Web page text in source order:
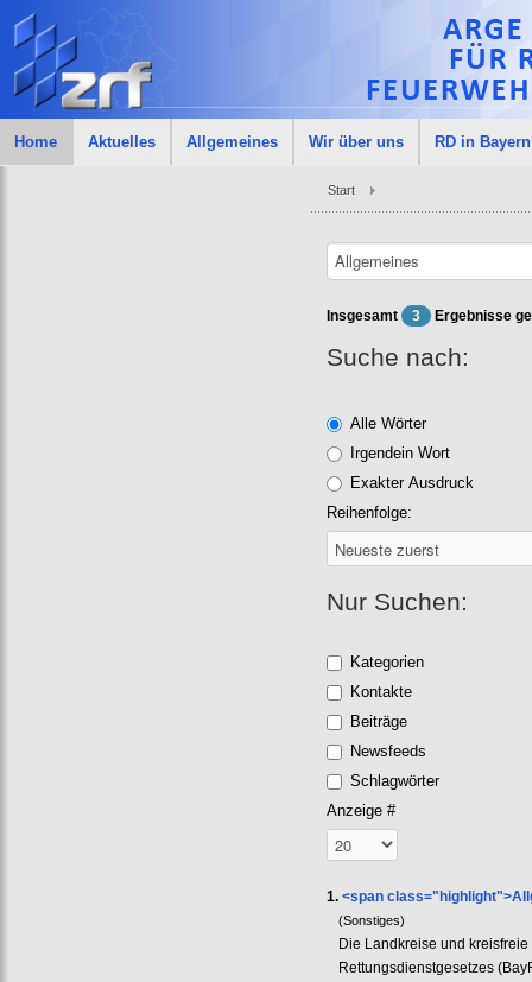
Home Aktuelles Allgemeines Wir über uns RD in Bayern
Start
Insgesamt 3 Ergebnisse
Suche nach:
Alle Wörter
Irgendein Wort
Exakter Ausdruck
Reihenfolge:
Nur Suchen:
Kategorien
Kontakte
Beiträge
Newsfeeds
Schlagwörter
Anzeige #
1.<span
(Sonstiges)
Die Landkreise und
Rettungsdienstgesetzes